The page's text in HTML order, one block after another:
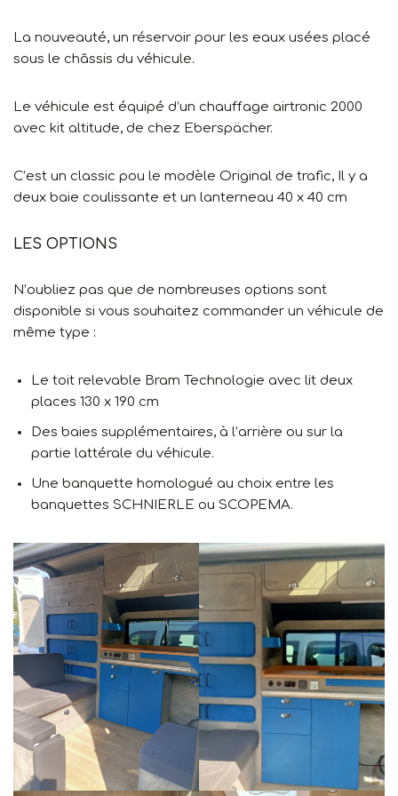
La nouveauté, un réservoir pour les eaux usées placé
sous le châssis du véhicule.
Le véhicule est équipé d’un chauffage airtronic 2000
avec kit altitude, de chez Eberspächer.
C’est un classic pou le modèle Original de trafic, Il y a
deux baie coulissante et un lanterneau 40 x 40 cm
LES OPTIONS
N’oubliez pas que de nombreuses options sont
disponible si vous souhaitez commander un véhicule de
même type :
Le toit relevable Bram Technologie avec lit deux
places 130 x 190 cm
Des baies supplémentaires, à l’arrière ou sur la
partie lattérale du véhicule.
Une banquette homologué au choix entre les
banquettes SCHNIERLE ou SCOPEMA.